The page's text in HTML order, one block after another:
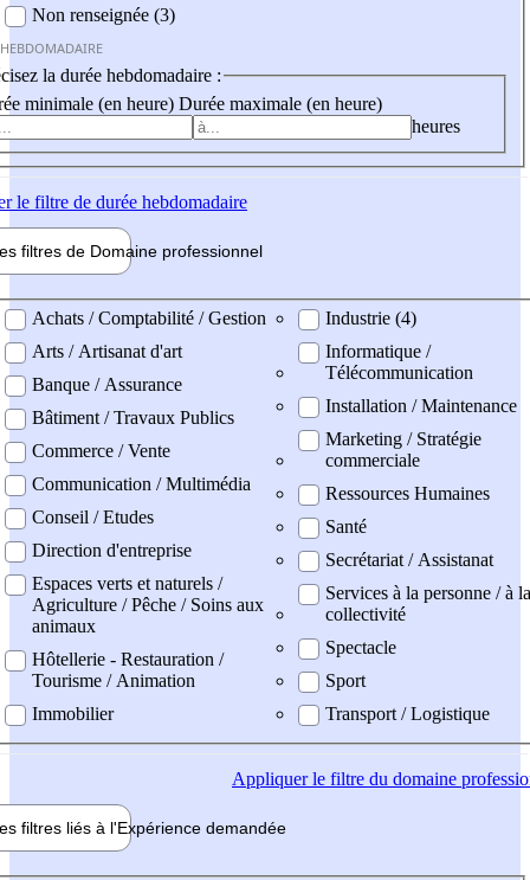
Non renseignée (3)
la durée hebdomadaire :
minimale (en heure) Durée maximale (en heure)
heures
le filtre de durée hebdomadaire
filtres de Domaine professionnel
professionel
Achats / Comptabilité / Gestion
Arts / Artisanat d'art
Banque / Assurance
Bâtiment / Travaux Publics
Commerce / Vente
Communication / Multimédia
Conseil / Etudes
Direction d'entreprise
Espaces verts et naturels /
Agriculture / Pêche / Soins aux
animaux
Hôtellerie - Restauration /
Tourisme / Animation
Immobilier
Industrie (4)
Informatique /
Télécommunication
Installation / Maintenance
Marketing / Stratégie
commerciale
Ressources Humaines
Santé
Secrétariat / Assistanat
Services à la personne / à la
collectivité
Spectacle
Sport
Transport / Logistique
Appliquerle filtre du domaine
filtres liés à l'Expérience demandée